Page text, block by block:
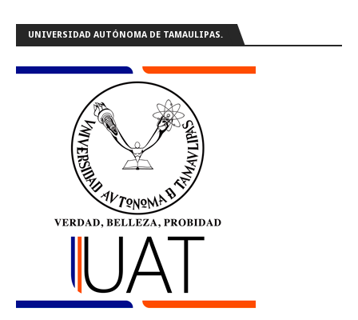
UNIVERSIDAD AUTÓNOMA DE TAMAULIPAS.